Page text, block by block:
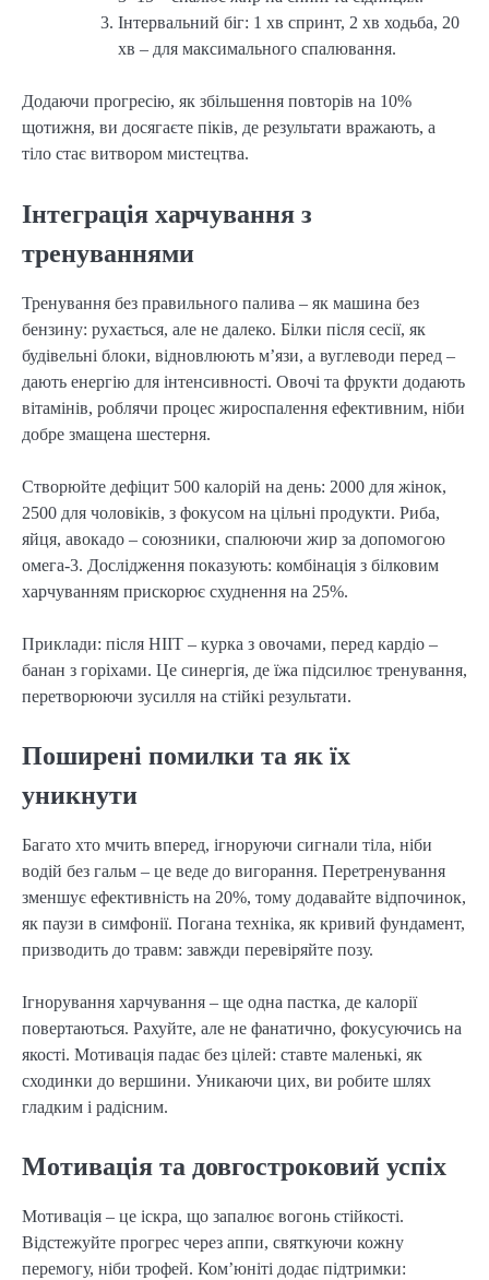
Інтервальний біг: 1 хв спринт, 2 хв ходьба, 20
хв – для максимального спалювання.
Додаючи прогресію, як збільшення повторів на 10%
щотижня, ви досягаєте піків, де результати вражають, а
тіло стає витвором мистецтва.
Інтеграція харчування з
тренуваннями
Тренування без правильного палива – як машина без
бензину: рухається, але не далеко. Білки після сесії, як
будівельні блоки, відновлюють м’язи, а вуглеводи перед –
дають енергію для інтенсивності. Овочі та фрукти додають
вітамінів, роблячи процес жироспалення ефективним, ніби
добре змащена шестерня.
Створюйте дефіцит 500 калорій на день: 2000 для жінок,
2500 для чоловіків, з фокусом на цільні продукти. Риба,
яйця, авокадо – союзники, спалюючи жир за допомогою
омега-3. Дослідження показують: комбінація з білковим
харчуванням прискорює схуднення на 25%.
Приклади: після HIIT – курка з овочами, перед кардіо –
банан з горіхами. Це синергія, де їжа підсилює тренування,
перетворюючи зусилля на стійкі результати.
Поширені помилки та як їх
уникнути
Багато хто мчить вперед, ігноруючи сигнали тіла, ніби
водій без гальм – це веде до вигорання. Перетренування
зменшує ефективність на 20%, тому додавайте відпочинок,
як паузи в симфонії. Погана техніка, як кривий фундамент,
призводить до травм: завжди перевіряйте позу.
Ігнорування харчування – ще одна пастка, де калорії
повертаються. Рахуйте, але не фанатично, фокусуючись на
якості. Мотивація падає без цілей: ставте маленькі, як
сходинки до вершини. Уникаючи цих, ви робите шлях
гладким і радісним.
Мотивація та довгостроковий успіх
Мотивація – це іскра, що запалює вогонь стійкості.
Відстежуйте прогрес через аппи, святкуючи кожну
перемогу, ніби трофей. Ком’юніті додає підтримки: